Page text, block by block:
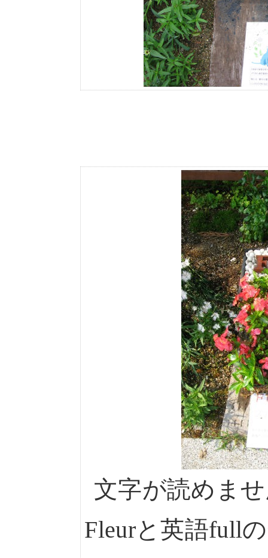
文字が読めま
Fleurと英語full